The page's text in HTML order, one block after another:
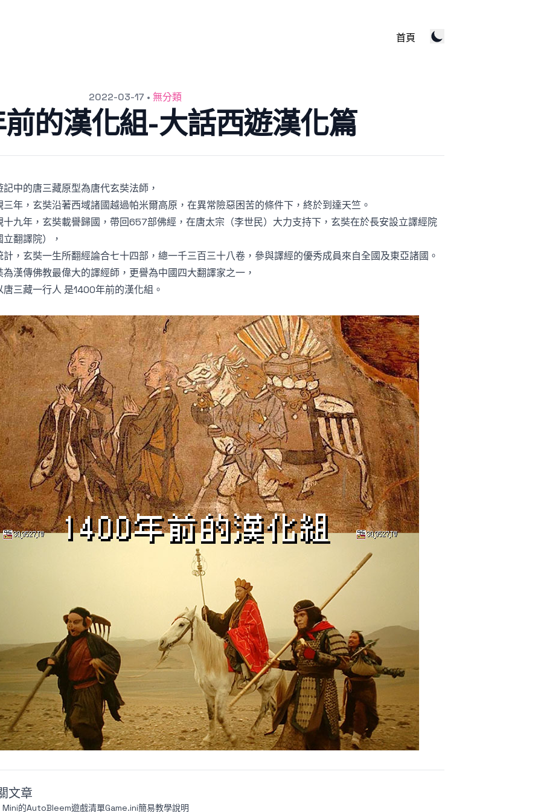
首頁
2022-03-17 • 無分類
的漢化組-大話西遊漢化篇
記中的唐三藏原型為唐代玄奘法師，
三年，玄奘沿著西域諸國越過帕米爾高原，在異常險惡困苦的條件下，終於到達天竺。
十九年，玄奘載譽歸國，帶回657部佛經，在唐太宗（李世民）大力支持下，玄奘在於長安設立譯經院
立翻譯院），
計，玄奘一生所翻經論合七十四部，總一千三百三十八卷，參與譯經的優秀成員來自全國及東亞諸國。
為漢傳佛教最偉大的譯經師，更譽為中國四大翻譯家之一，
唐三藏一行人 是1400年前的漢化組。
文章
Mini的AutoBleem遊戲清單Game.ini簡易教學說明